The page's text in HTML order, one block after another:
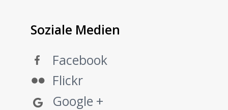
Soziale Medien
Facebook
Google +
Flickr